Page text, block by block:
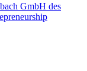
GmbH des